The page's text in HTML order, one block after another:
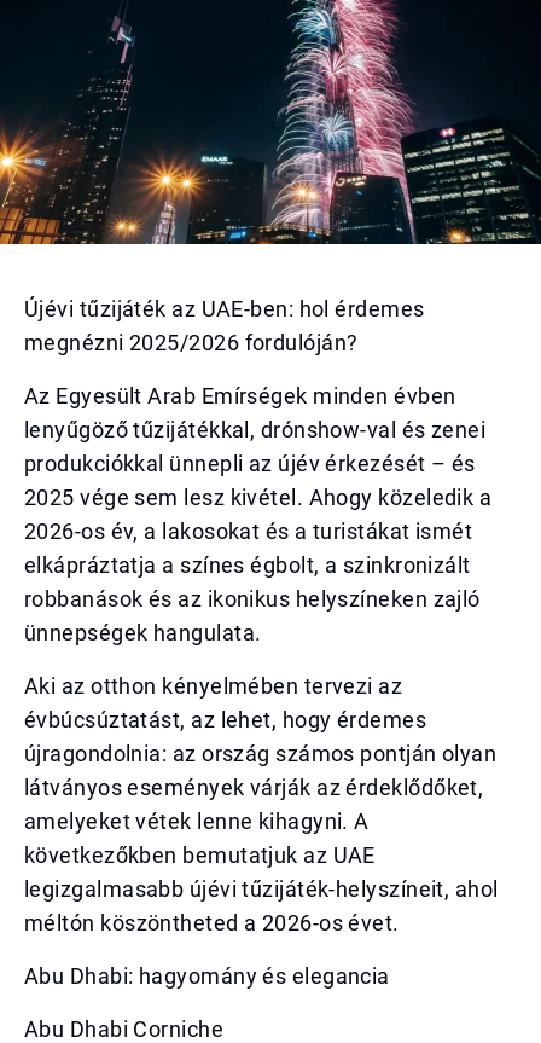
Újévi tűzijáték az UAE-ben: hol érdemes
megnézni 2025/2026 fordulóján?
Az Egyesült Arab Emírségek minden évben
lenyűgöző tűzijátékkal, drónshow-val és zenei
produkciókkal ünnepli az újév érkezését – és
2025 vége sem lesz kivétel. Ahogy közeledik a
2026-os év, a lakosokat és a turistákat ismét
elkápráztatja a színes égbolt, a szinkronizált
robbanások és az ikonikus helyszíneken zajló
ünnepségek hangulata.
Aki az otthon kényelmében tervezi az
évbúcsúztatást, az lehet, hogy érdemes
újragondolnia: az ország számos pontján olyan
látványos események várják az érdeklődőket,
amelyeket vétek lenne kihagyni. A
következőkben bemutatjuk az UAE
legizgalmasabb újévi tűzijáték-helyszíneit, ahol
méltón köszöntheted a 2026-os évet.
Abu Dhabi: hagyomány és elegancia
Abu Dhabi Corniche